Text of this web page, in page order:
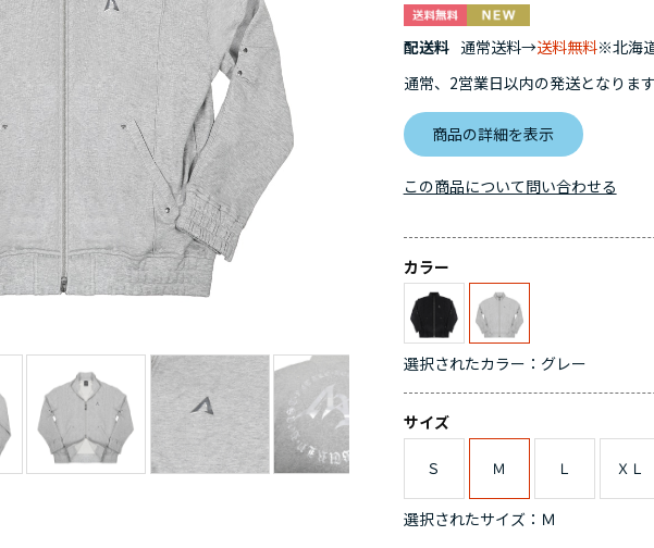
配送料 通常送料→送料無料※北海
通常、2営業日以内の発送となりま
商品の詳細を表示
カラー
選択されたカラー：グレー
サイズ
Ｓ Ｍ Ｌ ＸＬ
選択されたサイズ：Ｍ
この商品について問い合わせる